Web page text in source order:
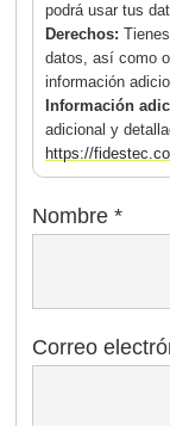
podrá usar tus
Derechos:
datos, así como
información
Información
adicional y
https://
Nombre*
Correo